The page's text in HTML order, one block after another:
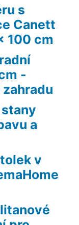
s
Canett
100 cm
-
a
v